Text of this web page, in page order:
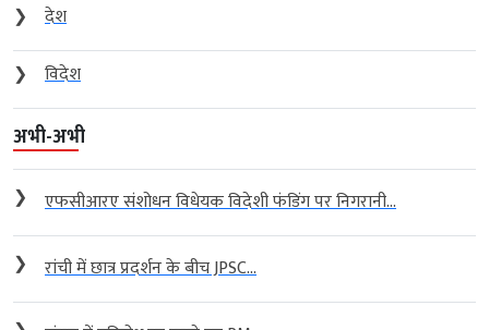
❯
देश
❯
विदेश
अभी-अभी
❯ एफसीआरए संशोधन विधेयक विदेशी फंडिंग पर निगरानी...
❯ रांची में छात्र प्रदर्शन के बीच JPSC...